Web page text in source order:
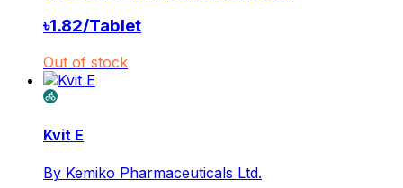
৳1.82/Tablet
Out of stock
Kvit E
By Kemiko Pharmaceuticals Ltd.